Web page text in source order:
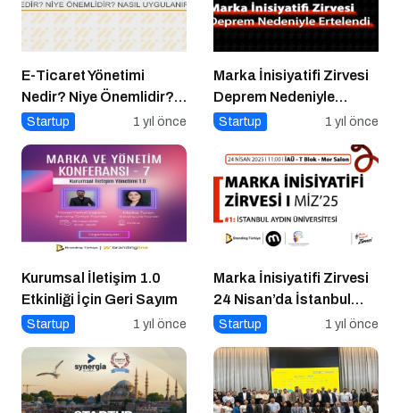
E-Ticaret Yönetimi
Nedir? Niye Önemlidir?
E-Ticaret Yönetimi Nasıl
Startup 1 yıl önce
Marka İnisiyatifi Zirvesi
Deprem Nedeniyle
Ertelendi
Startup 1 yıl önce
Kurumsal İletişim 1.0
Etkinliği İçin Geri Sayım
Startup 1 yıl önce
Marka İnisiyatifi Zirvesi
24 Nisan’da İstanbul
Aydın Üniversitesi’nde!
Startup 1 yıl önce